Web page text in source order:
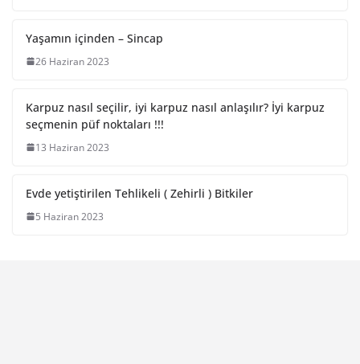
Yaşamın içinden – Sincap
26 Haziran 2023
Karpuz nasıl seçilir, iyi karpuz nasıl anlaşılır? İyi karpuz
seçmenin püf noktaları !!!
13 Haziran 2023
Evde yetiştirilen Tehlikeli ( Zehirli ) Bitkiler
5 Haziran 2023